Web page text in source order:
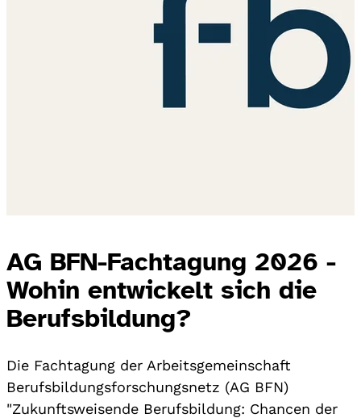
AG BFN-Fachtagung 2026 -
Wohin entwickelt sich die
Berufsbildung?
Die Fachtagung der Arbeitsgemeinschaft
Berufsbildungsforschungsnetz (AG BFN)
"Zukunftsweisende Berufsbildung: Chancen der